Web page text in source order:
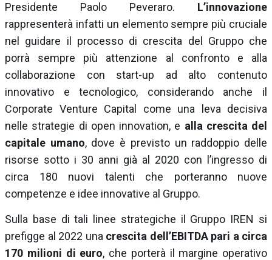
Presidente Paolo Peveraro. L’innovazione
rappresenterà infatti un elemento sempre più cruciale
nel guidare il processo di crescita del Gruppo che
porrà sempre più attenzione al confronto e alla
collaborazione con start-up ad alto contenuto
innovativo e tecnologico, considerando anche il
Corporate Venture Capital come una leva decisiva
nelle strategie di open innovation, e alla crescita del
capitale umano, dove è previsto un raddoppio delle
risorse sotto i 30 anni già al 2020 con l’ingresso di
circa 180 nuovi talenti che porteranno nuove
competenze e idee innovative al Gruppo.
Sulla base di tali linee strategiche il Gruppo IREN si
prefigge al 2022 una crescita dell’EBITDA pari a circa
170 milioni di euro, che porterà il margine operativo